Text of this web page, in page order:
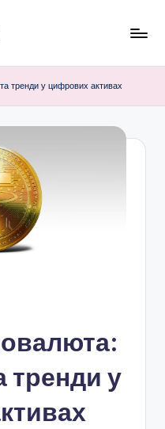
та тренди у цифрових активах
тренди у